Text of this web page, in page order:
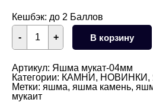
Кешбэк: до 2 Баллов
+
Количество
товара
Яшма
круглая
гладкая
4
- В корзину
Артикул: Яшма мукат-04мм
Категории: КАМНИ , НОВИНКИ ,
Метки: яшма, яшма камень,
мукаит